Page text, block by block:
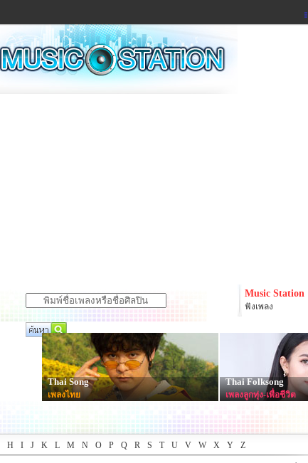
ข่าวด่วน ข่าวสั้น
ละคร
หนังใหม่
หมากรุกไทย
Music Station
ฟังเพลง
Thai Song
เพลงไทย
Thai Folksong
เพลงลูกทุ่ง-เพื่อชีวิต
H I J K L M N O P Q R S T U V W X Y Z